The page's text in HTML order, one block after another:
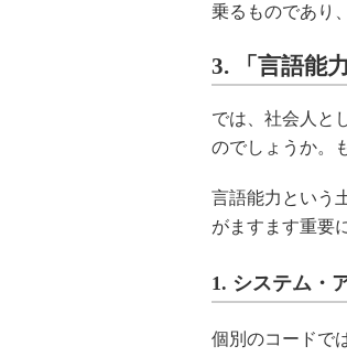
乗るものであり
3. 「言語能
では、社会人と
のでしょうか。
言語能力という
がますます重要
1. システム・
個別のコードで